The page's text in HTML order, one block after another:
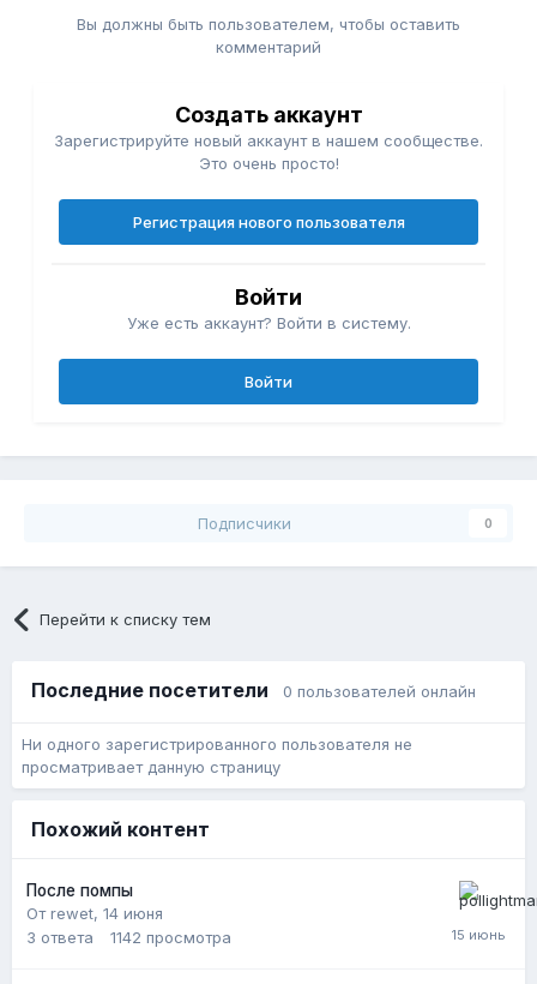
Вы должны быть пользователем, чтобы оставить
комментарий
Создать аккаунт
Зарегистрируйте новый аккаунт в нашем сообществе.
Это очень просто!
Регистрация нового пользователя
Войти
Уже есть аккаунт? Войти в систему.
Войти
Подписчики 0
Перейти к списку тем
Последние посетители 0 пользователей онлайн
Ни одного зарегистрированного пользователя не
просматривает данную страницу
Похожий контент
После помпы
От rewet, 14 июня
3 ответа 1142 просмотра